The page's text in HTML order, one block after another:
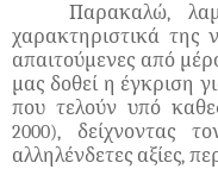
Παρακαλώ,
χαρακτηριστικά της
απαιτούμενες από
μας δοθεί η έγκριση
που τελούν υπό
2000), δείχνοντας
αλληλένδετες αξίες,